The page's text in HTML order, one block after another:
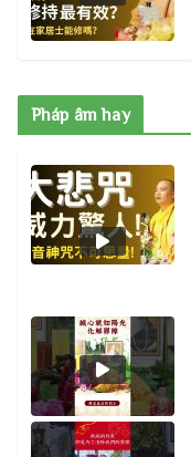
Pháp âm hay